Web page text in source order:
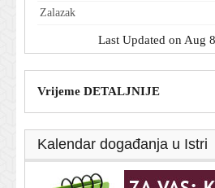
Zalazak
Last Updated on Aug
Vrijeme DETALJNIJE
Kalendar događanja u Istri